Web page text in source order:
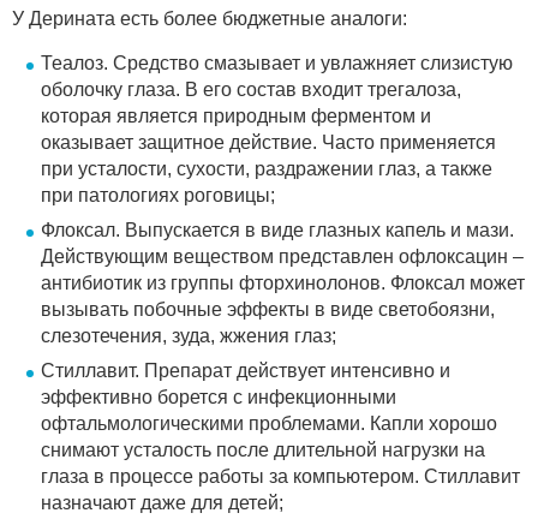
У Дерината есть более бюджетные аналоги:
Теалоз. Средство смазывает и увлажняет слизистую
оболочку глаза. В его состав входит трегалоза,
которая является природным ферментом и
оказывает защитное действие. Часто применяется
при усталости, сухости, раздражении глаз, а также
при патологиях роговицы;
Флоксал. Выпускается в виде глазных капель и мази.
Действующим веществом представлен офлоксацин –
антибиотик из группы фторхинолонов. Флоксал может
вызывать побочные эффекты в виде светобоязни,
слезотечения, зуда, жжения глаз;
Стиллавит. Препарат действует интенсивно и
эффективно борется с инфекционными
офтальмологическими проблемами. Капли хорошо
снимают усталость после длительной нагрузки на
глаза в процессе работы за компьютером. Стиллавит
назначают даже для детей;